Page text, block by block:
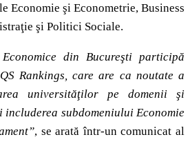
Economie şi Econometrie, Business
şi Politici Sociale.
Economice din Bucureşti participă
Rankings, care are ca noutate a
universităţilor pe domenii şi
includerea subdomeniului Economie
, se arată într-un comunicat al